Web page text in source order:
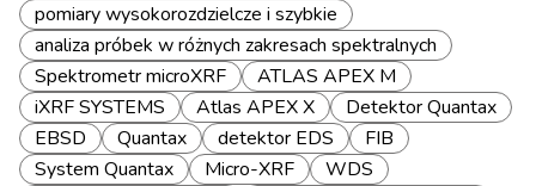
pomiary wysokorozdzielcze i szybkie
analiza próbek w różnych zakresach spektralnych
Spektrometr microXRF
ATLAS APEX M
iXRF SYSTEMS
Atlas APEX X
Detektor Quantax
EBSD
Quantax detektor EDS
FIB
System Quantax
Micro-XRF
WDS